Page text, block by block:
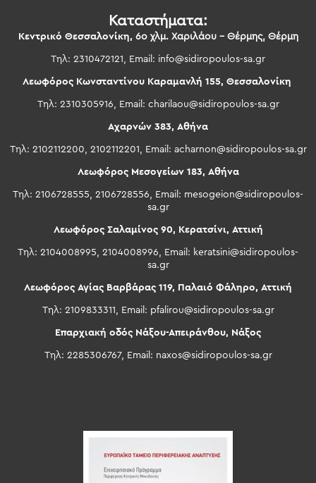
Καταστήματα:
Κεντρικό Θεσσαλονίκη, 6ο χλμ. Χαριλάου – Θέρμης, Θέρμη
Τηλ: 2310472121, Email: info@sidiropoulos-sa.gr
Λεωφόρος Κωνσταντίνου Καραμανλή 155, Θεσσαλονίκη
Τηλ: 2310305916, Email: charilaou@sidiropoulos-sa.gr
Αχαρνών 383, Αθήνα
Τηλ: 2102112200, 2102112201, Email: acharnon@sidiropoulos-sa.gr
Λεωφόρος Μεσογείων 183, Αθήνα
Τηλ: 2106728555, 2106728556, Email: mesogeion@sidiropoulos-
sa.gr
Λεωφόρος Σαλαμίνος 90, Κερατσίνι, Αττική
Τηλ: 2104008995, 2104008996, Email: keratsini@sidiropoulos-
sa.gr
Λεωφόρος Αγίας Βαρβάρας 119, Παλαιό Φάληρο, Αττική
Τηλ: 2109833311, Email: pfalirou@sidiropoulos-sa.gr
Επαρχιακή οδός Νάξου-Απειράνθου, Νάξος
Τηλ: 2285306767, Email: naxos@sidiropoulos-sa.gr